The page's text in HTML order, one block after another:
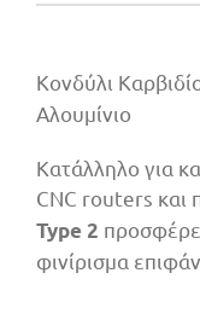
Κονδύλι
Αλουμίνιο
Κατάλληλο για
CNC routers και
Type 2
φινίρισμα